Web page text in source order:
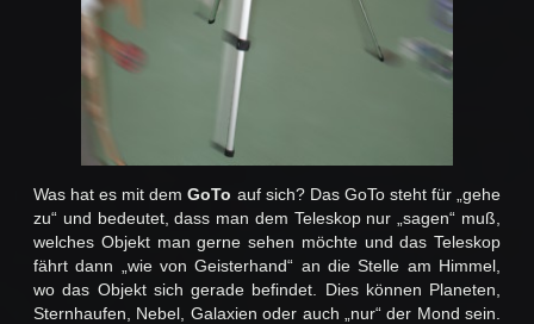
Was hat es mit demGoTo auf sich? Das GoTo steht für „gehe
zu“ und bedeutet, dass man dem Teleskop nur „sagen“ muß,
welches Objekt man gerne sehen möchte und das Teleskop
fährt dann „wie von Geisterhand“ an die Stelle am Himmel,
wo das Objekt sich gerade befindet. Dies können Planeten,
Sternhaufen, Nebel, Galaxien oder auch „nur“ der Mond sein.